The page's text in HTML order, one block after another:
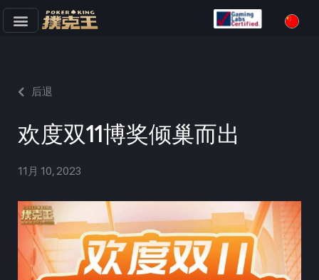
文
后退
欢度双11博奖倾巢而出
11月 10, 2023